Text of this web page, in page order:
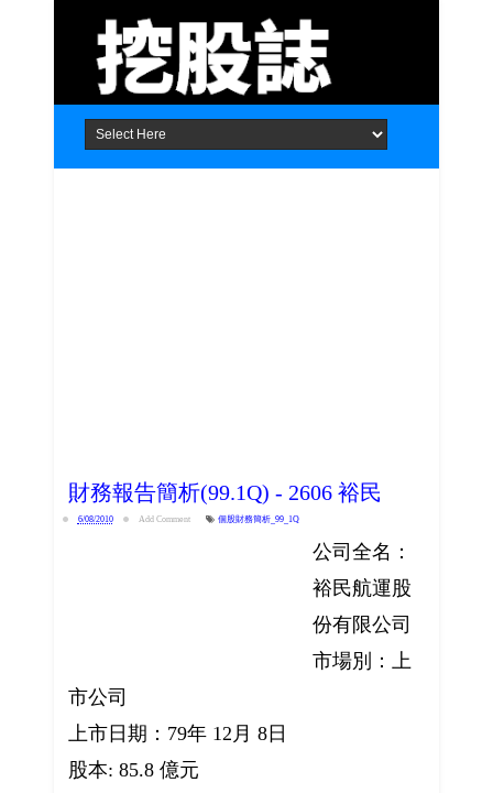
Home About Contact
財務報告簡析(99.1Q) - 2606 裕民
6/08/2010 Add Comment 個股財務簡析_99_1Q
公司全名：
裕民航運股
份有限公司
市場別：上
市公司
上市日期：79年 12月 8日
股本: 85.8 億元